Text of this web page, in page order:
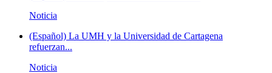
Noticia
(Español) La UMH y la Universidad de Cartagena
refuerzan...
Noticia